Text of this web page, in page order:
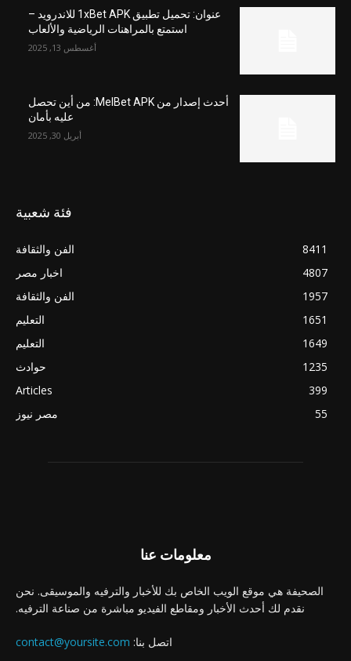
عنوان: تحميل تطبيق 1xBet APK للاندرويد –
استمتع بالمراهنات الرياضية والألعاب
أغسطس 13, 2025
أحدث إصدار من MelBet APK: من أين تحصل
عليه بأمان
أبريل 30, 2025
فئة شعبية
الفن والثقافة
8411
اخبار مصر
4807
الفن والثقافة
1957
التعليم
1651
التعليم
1649
حوادث
1235
Articles
399
مصر نيوز
55
معلومات عنا
الصحيفة هي موقع الويب الخاص بك للأخبار والترفيه والموسيقى. نحن
نقدم لك أحدث الأخبار ومقاطع الفيديو مباشرة من صناعة الترفيه.
اتصل بنا: contact@yoursite.com